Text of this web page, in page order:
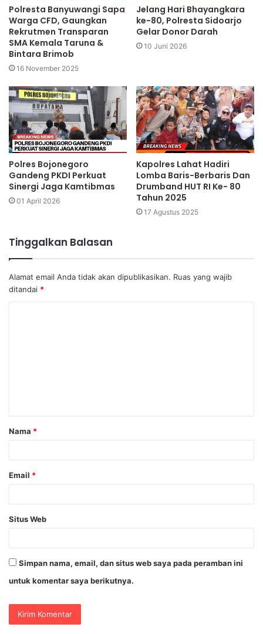
Polresta Banyuwangi Sapa
Warga CFD, Gaungkan
Rekrutmen Transparan
SMA Kemala Taruna &
Bintara Brimob
16 November 2025
Jelang Hari Bhayangkara
ke-80, Polresta Sidoarjo
Gelar Donor Darah
10 Juni 2026
Polres Bojonegoro
Gandeng PKDI Perkuat
Sinergi Jaga Kamtibmas
01 April 2026
Kapolres Lahat Hadiri
Lomba Baris-Berbaris Dan
Drumband HUT RI Ke- 80
Tahun 2025
17 Agustus 2025
Tinggalkan Balasan
Alamat email Anda tidak akan dipublikasikan. Ruas yang wajib
ditandai *
a
r
Nama *
Email *
Situs Web
Simpan nama, email, dan situs web saya pada peramban ini
untuk komentar saya berikutnya.